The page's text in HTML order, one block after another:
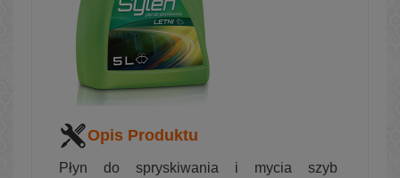
Opis Produktu
Płyn do spryskiwania i mycia szyb